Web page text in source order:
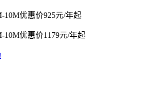
10M优惠价925元/年起
10M优惠价1179元/年起